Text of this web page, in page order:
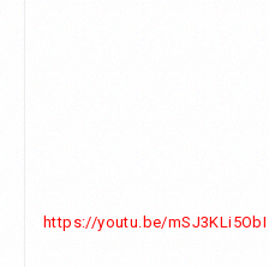
https://youtu.be/mSJ3KLi5ObI